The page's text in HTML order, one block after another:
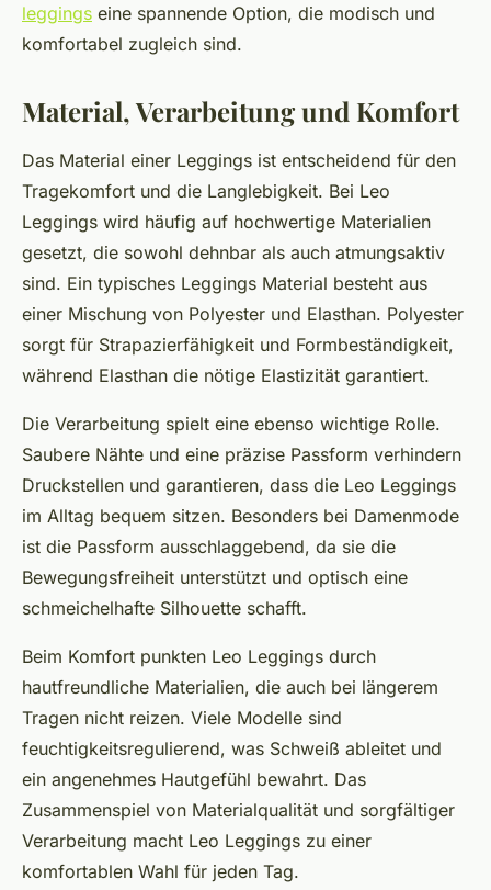
leggings eine spannende Option, die modisch und
komfortabel zugleich sind.
Material, Verarbeitung und Komfort
Das Material einer Leggings ist entscheidend für den
Tragekomfort und die Langlebigkeit. Bei Leo
Leggings wird häufig auf hochwertige Materialien
gesetzt, die sowohl dehnbar als auch atmungsaktiv
sind. Ein typisches Leggings Material besteht aus
einer Mischung von Polyester und Elasthan. Polyester
sorgt für Strapazierfähigkeit und Formbeständigkeit,
während Elasthan die nötige Elastizität garantiert.
Die Verarbeitung spielt eine ebenso wichtige Rolle.
Saubere Nähte und eine präzise Passform verhindern
Druckstellen und garantieren, dass die Leo Leggings
im Alltag bequem sitzen. Besonders bei Damenmode
ist die Passform ausschlaggebend, da sie die
Bewegungsfreiheit unterstützt und optisch eine
schmeichelhafte Silhouette schafft.
Beim Komfort punkten Leo Leggings durch
hautfreundliche Materialien, die auch bei längerem
Tragen nicht reizen. Viele Modelle sind
feuchtigkeitsregulierend, was Schweiß ableitet und
ein angenehmes Hautgefühl bewahrt. Das
Zusammenspiel von Materialqualität und sorgfältiger
Verarbeitung macht Leo Leggings zu einer
komfortablen Wahl für jeden Tag.